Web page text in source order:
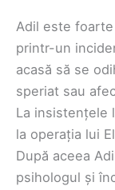
Adil este
printr-un
acasă să se
speriat sau
La insistențele
la operația lui
După aceea
psihologul și